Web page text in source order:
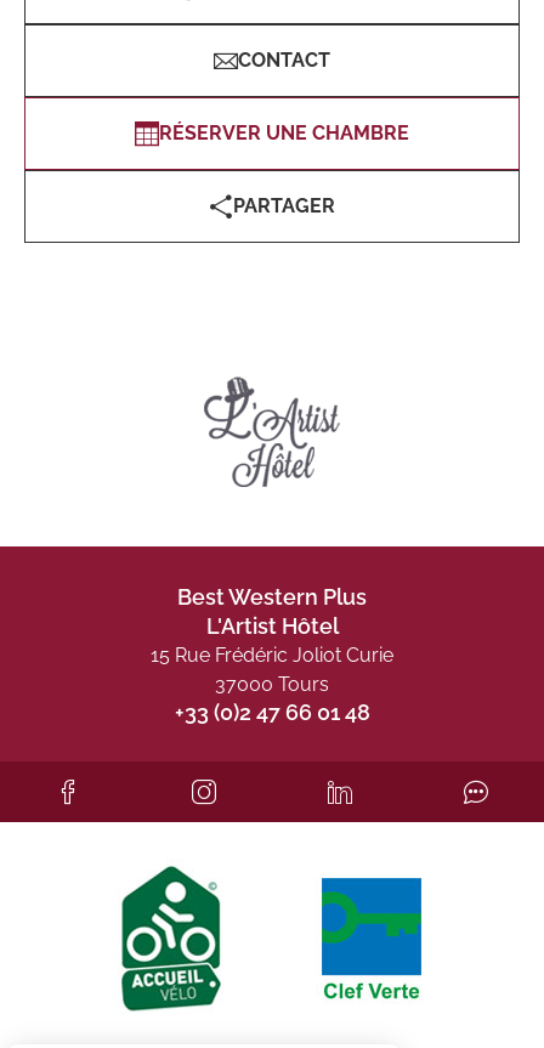
CONTACT
RÉSERVER UNE CHAMBRE
PARTAGER
Best Western Plus
L'Artist Hôtel
15 Rue Frédéric Joliot Curie
37000 Tours
+33 (0)2 47 66 01 48